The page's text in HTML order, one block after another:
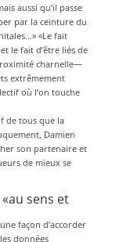
aussi qu’il passe
par la ceinture du
«Le fait
le fait d’être liés de
charnelle—
extrêmement
où l’on touche
de tous que la
Damien
son partenaire et
de mieux se
sens et
façon d’accorder
données